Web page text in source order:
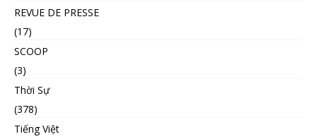
REVUE DE PRESSE
(17)
SCOOP
(3)
Thời Sự
(378)
Tiếng Việt